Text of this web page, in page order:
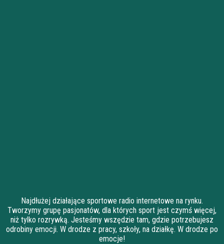
Najdłużej działające sportowe radio internetowe na rynku.
Tworzymy grupę pasjonatów, dla których sport jest czymś więcej,
niż tylko rozrywką. Jesteśmy wszędzie tam, gdzie potrzebujesz
odrobiny emocji. W drodze z pracy, szkoły, na działkę. W drodze po
emocje!